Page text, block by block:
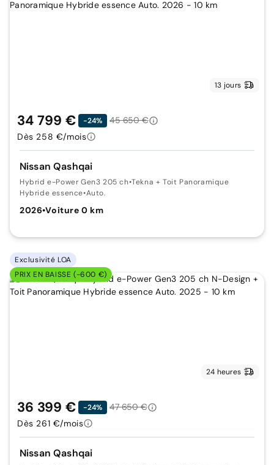
13 jours
Nissan Qashqai
Hybrid e-Power Gen3 205 ch•Tekna + Toit Panoramique
Hybride essence•Auto.
2026•Voiture 0 km
34 799 € -24%
45 650 €
Dès 258 €/mois
Exclusivité LOA
PRIX EN BAISSE (-600 €)
24 heures
Nissan Qashqai
36 399 € -24%
47 650 €
Dès 261 €/mois